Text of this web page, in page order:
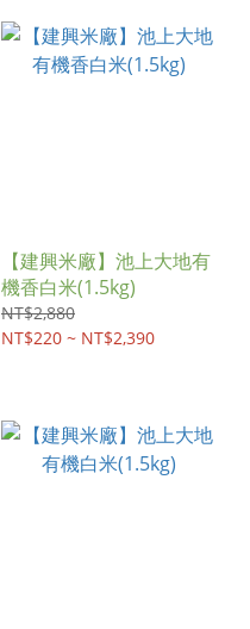
【建興米廠】池上大地有
機香白米(1.5kg)
NT$2,880
NT$220 ~ NT$2,390